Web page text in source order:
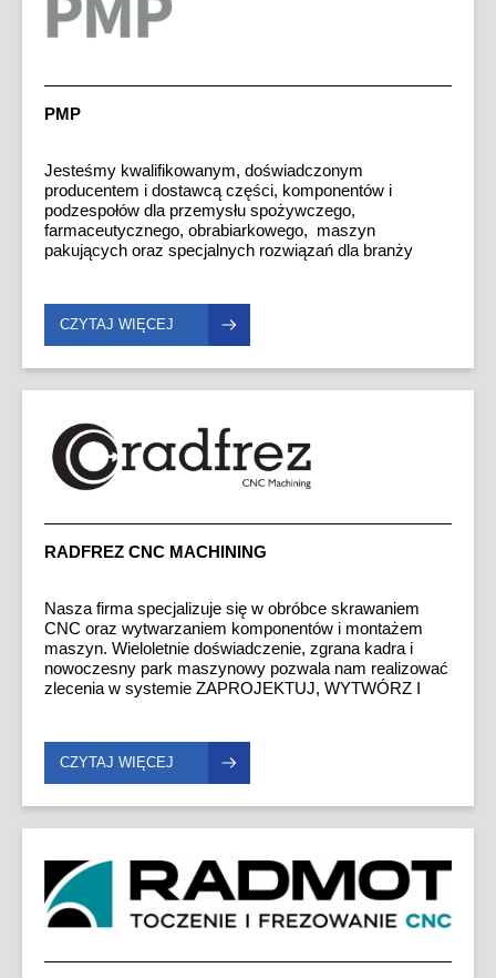
PMP
Jesteśmy kwalifikowanym, doświadczonym
producentem i dostawcą części, komponentów i
podzespołów dla przemysłu spożywczego,
farmaceutycznego, obrabiarkowego, maszyn
pakujących oraz specjalnych rozwiązań dla branży
montażowych wyposażonych w systemy mechaniczne,
pneumatyczne, hydrauliczne oraz elektryczne.
Działalność ma charakter produkcji prototypowej,
jednostkowej, małoseryjnej.
CZYTAJ WIĘCEJ
RADFREZ CNC MACHINING
Nasza firma specjalizuje się w obróbce skrawaniem
CNC oraz wytwarzaniem komponentów i montażem
maszyn. Wieloletnie doświadczenie, zgrana kadra i
nowoczesny park maszynowy pozwala nam realizować
zlecenia w systemie ZAPROJEKTUJ, WYTWÓRZ I
Produkujemy dla: elektrociepłowni, przemysłu
maszynowego, przemysłu motoryzacyjnego, przemysłu
spożywczego, przemysłu papierniczego, przemysłu
tytoniowego.
CZYTAJ WIĘCEJ